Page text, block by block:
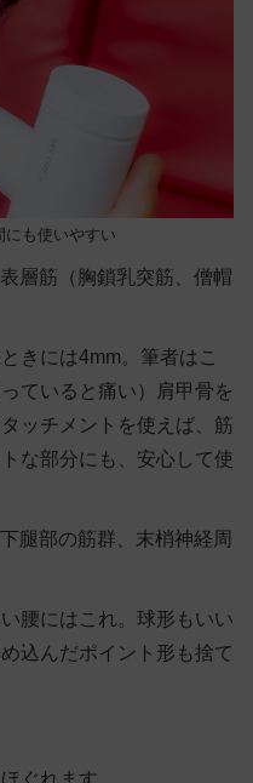
にも使いやすい
層筋（胸鎖乳突筋、僧帽
きには4mm。筆者はこ
ていると痛い）肩甲骨を
ッチメントを使えば、筋
な部分にも、安心して使
腿部の筋群、末梢神経周
腰にはこれ。球形もいい
込んだポイント形も捨て